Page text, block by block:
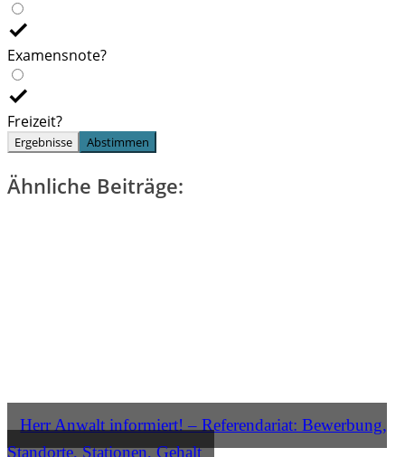
Examensnote?
Freizeit?
Ergebnisse Abstimmen
Ähnliche Beiträge:
Herr Anwalt informiert! – Referendariat: Bewerbung,
Standorte, Stationen, Gehalt